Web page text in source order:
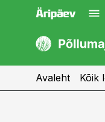
kaubandus.ee
Avaleht Kõik